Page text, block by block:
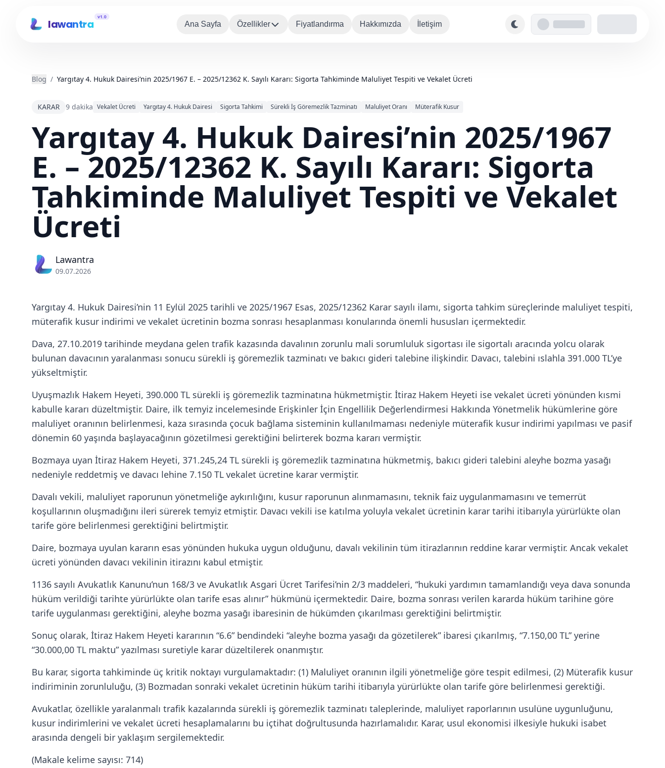
lawantra
v1.0
Ana Sayfa Özellikler Fiyatlandırma Hakkımızda İletişim
Blog / Yargıtay 4. Hukuk Dairesi’nin 2025/1967 E. – 2025/12362 K. Sayılı Kararı: Sigorta Tahkiminde Maluliyet Tespiti ve Vekalet Ücreti
KARAR 9 dakika Vekalet Ücreti Yargıtay 4. Hukuk Dairesi Sigorta Tahkimi Sürekli İş Göremezlik Tazminatı Maluliyet Oranı Müterafik Kusur
Yargıtay 4. Hukuk Dairesi’nin 2025/1967
E. – 2025/12362 K. Sayılı Kararı: Sigorta
Tahkiminde Maluliyet Tespiti ve Vekalet
Ücreti
Lawantra
09.07.2026
Yargıtay 4. Hukuk Dairesi’nin 11 Eylül 2025 tarihli ve 2025/1967 Esas, 2025/12362 Karar sayılı ilamı, sigorta tahkim süreçlerinde maluliyet tespiti,
müterafik kusur indirimi ve vekalet ücretinin bozma sonrası hesaplanması konularında önemli hususları içermektedir.
Dava, 27.10.2019 tarihinde meydana gelen trafik kazasında davalının zorunlu mali sorumluluk sigortası ile sigortalı aracında yolcu olarak
bulunan davacının yaralanması sonucu sürekli iş göremezlik tazminatı ve bakıcı gideri talebine ilişkindir. Davacı, talebini ıslahla 391.000 TL’ye
yükseltmiştir.
Uyuşmazlık Hakem Heyeti, 390.000 TL sürekli iş göremezlik tazminatına hükmetmiştir. İtiraz Hakem Heyeti ise vekalet ücreti yönünden kısmi
kabulle kararı düzeltmiştir. Daire, ilk temyiz incelemesinde Erişkinler İçin Engellilik Değerlendirmesi Hakkında Yönetmelik hükümlerine göre
maluliyet oranının belirlenmesi, kaza sırasında çocuk bağlama sisteminin kullanılmaması nedeniyle müterafik kusur indirimi yapılması ve pasif
dönemin 60 yaşında başlayacağının gözetilmesi gerektiğini belirterek bozma kararı vermiştir.
Bozmaya uyan İtiraz Hakem Heyeti, 371.245,24 TL sürekli iş göremezlik tazminatına hükmetmiş, bakıcı gideri talebini aleyhe bozma yasağı
nedeniyle reddetmiş ve davacı lehine 7.150 TL vekalet ücretine karar vermiştir.
Davalı vekili, maluliyet raporunun yönetmeliğe aykırılığını, kusur raporunun alınmamasını, teknik faiz uygulanmamasını ve temerrüt
koşullarının oluşmadığını ileri sürerek temyiz etmiştir. Davacı vekili ise katılma yoluyla vekalet ücretinin karar tarihi itibarıyla yürürlükte olan
tarife göre belirlenmesi gerektiğini belirtmiştir.
Daire, bozmaya uyulan kararın esas yönünden hukuka uygun olduğunu, davalı vekilinin tüm itirazlarının reddine karar vermiştir. Ancak vekalet
ücreti yönünden davacı vekilinin itirazını kabul etmiştir.
1136 sayılı Avukatlık Kanunu’nun 168/3 ve Avukatlık Asgari Ücret Tarifesi’nin 2/3 maddeleri, “hukuki yardımın tamamlandığı veya dava sonunda
hüküm verildiği tarihte yürürlükte olan tarife esas alınır” hükmünü içermektedir. Daire, bozma sonrası verilen kararda hüküm tarihine göre
tarife uygulanması gerektiğini, aleyhe bozma yasağı ibaresinin de hükümden çıkarılması gerektiğini belirtmiştir.
Sonuç olarak, İtiraz Hakem Heyeti kararının “6.6” bendindeki “aleyhe bozma yasağı da gözetilerek” ibaresi çıkarılmış, “7.150,00 TL” yerine
“30.000,00 TL maktu” yazılması suretiyle karar düzeltilerek onanmıştır.
Bu karar, sigorta tahkiminde üç kritik noktayı vurgulamaktadır: (1) Maluliyet oranının ilgili yönetmeliğe göre tespit edilmesi, (2) Müterafik kusur
indiriminin zorunluluğu, (3) Bozmadan sonraki vekalet ücretinin hüküm tarihi itibarıyla yürürlükte olan tarife göre belirlenmesi gerektiği.
Avukatlar, özellikle yaralanmalı trafik kazalarında sürekli iş göremezlik tazminatı taleplerinde, maluliyet raporlarının usulüne uygunluğunu,
kusur indirimlerini ve vekalet ücreti hesaplamalarını bu içtihat doğrultusunda hazırlamalıdır. Karar, usul ekonomisi ilkesiyle hukuki isabet
arasında dengeli bir yaklaşım sergilemektedir.
(Makale kelime sayısı: 714)